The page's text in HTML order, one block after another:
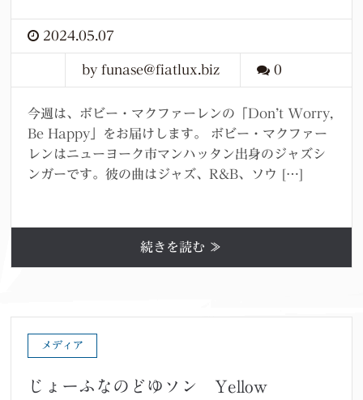
2024.05.07
by funase@fiatlux.biz 0
今週は、ボビー・マクファーレンの「Don’t Worry,
Be Happy」をお届けします。 ボビー・マクファー
レンはニューヨーク市マンハッタン出身のジャズシ
ンガーです。彼の曲はジャズ、R&B、ソウ […]
続きを読む ≫
メディア
じょーふなのどゆソン Yellow